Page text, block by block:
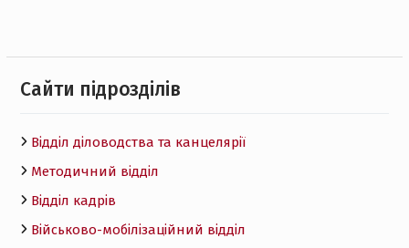
Cайти підрозділів
Відділ діловодства та канцелярії
Методичний відділ
Відділ кадрів
Військово-мобілізаційний відділ